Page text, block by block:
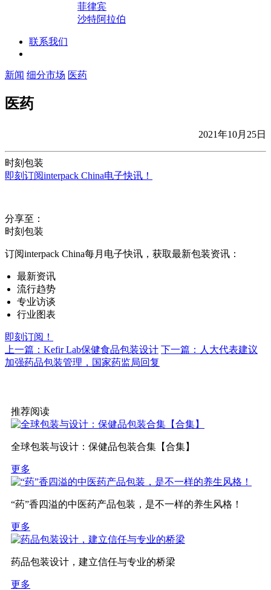
菲律宾
沙特阿拉伯
联系我们
新闻 细分市场 医药
医药
2021年10月25日
时刻包装
即刻订阅interpack China电子快讯！
分享至：
时刻包装
订阅interpack China每月电子快讯，获取最新包装资讯：
最新资讯
流行趋势
专业访谈
行业图表
即刻订阅！
上一篇：Kefir Lab保健食品包装设计 下一篇：人大代表建议
加强药品包装管理，国家药监局回复
推荐阅读
全球包装与设计：保健品包装合集【合集】
更多
“药”香四溢的中医药产品包装，是不一样的养生风格！
更多
药品包装设计，建立信任与专业的桥梁
更多